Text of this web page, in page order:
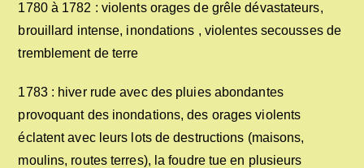
1780 à 1782 : violents orages de grêle dévastateurs,
brouillard intense, inondations , violentes secousses de
tremblement de terre
1783 : hiver rude avec des pluies abondantes
provoquant des inondations, des orages violents
éclatent avec leurs lots de destructions (maisons,
moulins, routes terres), la foudre tue en plusieurs